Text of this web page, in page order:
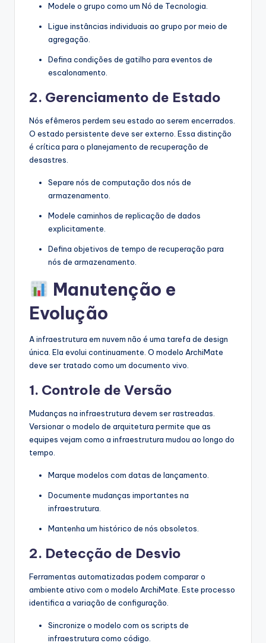
Modele o grupo como um Nó de Tecnologia.
Ligue instâncias individuais ao grupo por meio de
agregação.
Defina condições de gatilho para eventos de
escalonamento.
2. Gerenciamento de Estado
Nós efêmeros perdem seu estado ao serem encerrados.
O estado persistente deve ser externo. Essa distinção
é crítica para o planejamento de recuperação de
desastres.
Separe nós de computação dos nós de
armazenamento.
Modele caminhos de replicação de dados
explicitamente.
Defina objetivos de tempo de recuperação para
nós de armazenamento.
Manutenção e
Evolução
A infraestrutura em nuvem não é uma tarefa de design
única. Ela evolui continuamente. O modelo ArchiMate
deve ser tratado como um documento vivo.
1. Controle de Versão
Mudanças na infraestrutura devem ser rastreadas.
Versionar o modelo de arquitetura permite que as
equipes vejam como a infraestrutura mudou ao longo do
tempo.
Marque modelos com datas de lançamento.
Documente mudanças importantes na
infraestrutura.
Mantenha um histórico de nós obsoletos.
2. Detecção de Desvio
Ferramentas automatizadas podem comparar o
ambiente ativo com o modelo ArchiMate. Este processo
identifica a variação de configuração.
Sincronize o modelo com os scripts de
infraestrutura como código.